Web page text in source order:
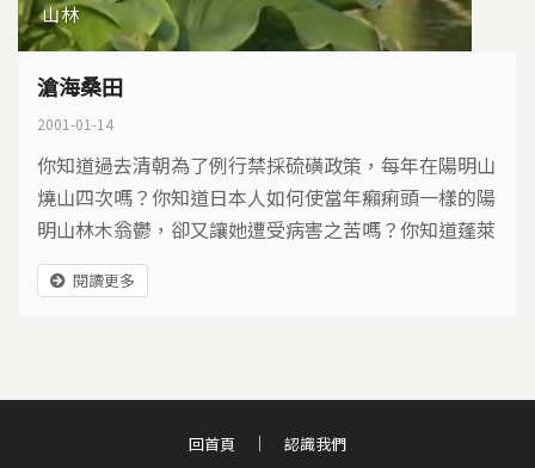
山林
滄海桑田
2001-01-14
你知道過去清朝為了例行禁採硫磺政策，每年在陽明山
燒山四次嗎？你知道日本人如何使當年癩痢頭一樣的陽
明山林木翁鬱，卻又讓她遭受病害之苦嗎？你知道蓬萊
米的發祥地竹子湖，如何成為今日的海芋勝地嗎？
閱讀更多
回首頁 認識我們